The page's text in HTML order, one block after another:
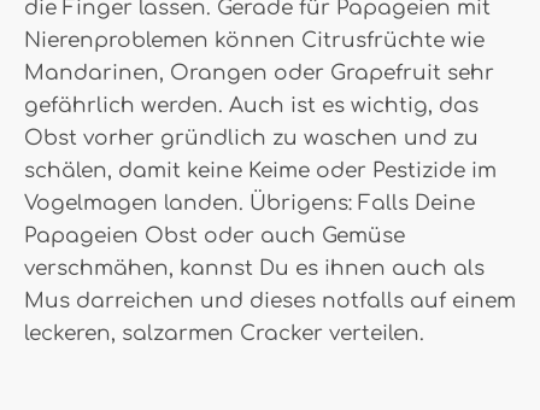
die Finger lassen. Gerade für Papageien mit
Nierenproblemen können Citrusfrüchte wie
Mandarinen, Orangen oder Grapefruit sehr
gefährlich werden. Auch ist es wichtig, das
Obst vorher gründlich zu waschen und zu
schälen, damit keine Keime oder Pestizide im
Vogelmagen landen. Übrigens: Falls Deine
Papageien Obst oder auch Gemüse
verschmähen, kannst Du es ihnen auch als
Mus darreichen und dieses notfalls auf einem
leckeren, salzarmen Cracker verteilen.